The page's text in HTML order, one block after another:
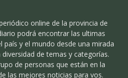
online de la provincia de
podrá encontrar las ultimas
país y el mundo desde una mirada
de temas y categorías.
de personas que están en la
las mejores noticias para vos.